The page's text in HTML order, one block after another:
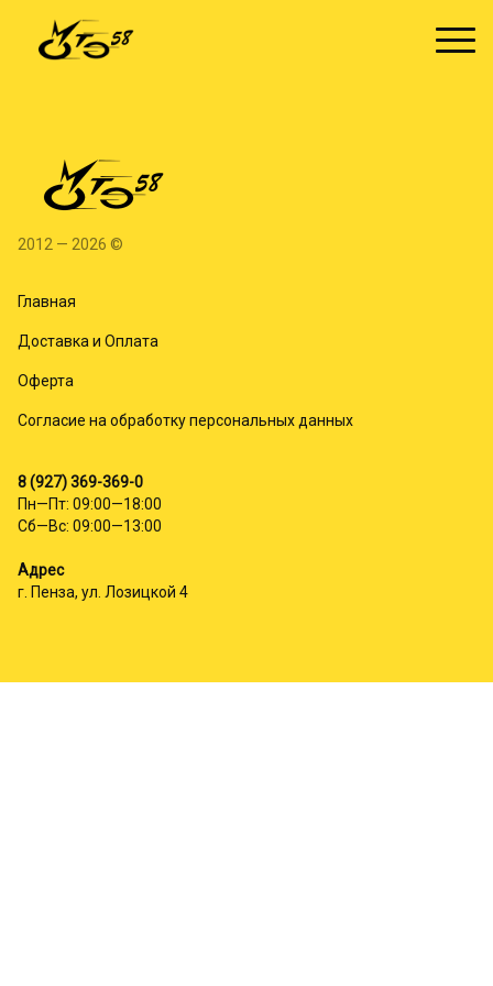
2012 — 2026 ©
Главная
Доставка и Оплата
Оферта
Согласие на обработку персональных данных
8 (927) 369-369-0
Пн—Пт: 09:00—18:00
Сб—Вс: 09:00—13:00
Адрес
г. Пенза, ул. Лозицкой 4